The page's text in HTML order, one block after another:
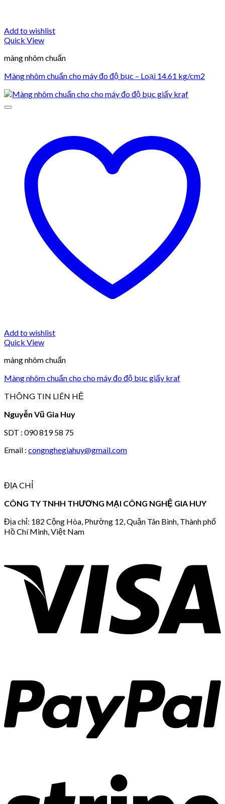
Add to wishlist
Quick View
màng nhôm chuẩn
Màng nhôm chuẩn cho máy đo độ bục – Loại 14.61 kg/cm2
Add to wishlist
Quick View
màng nhôm chuẩn
Màng nhôm chuẩn cho cho máy đo độ bục giấy kraf
THÔNG TIN LIÊN HỆ
Nguyễn Vũ Gia Huy
SDT : 090 819 58 75
Email : congnghegiahuy@gmail.com
ĐỊA CHỈ
CÔNG TY TNHH THƯƠNG MẠI CÔNG NGHỆ GIA HUY
Địa chỉ: 182 Cộng Hòa, Phường 12, Quận Tân Bình, Thành phố
Hồ Chí Minh, Việt Nam